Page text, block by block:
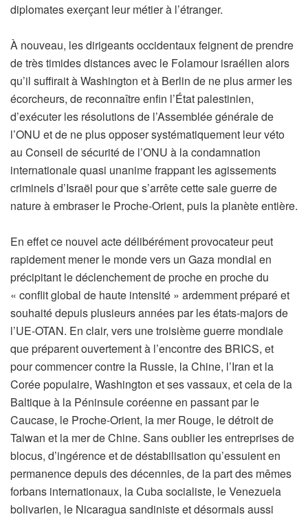
diplomates exerçant leur métier à l’étranger.
À nouveau, les dirigeants occidentaux feignent de prendre
de très timides distances avec le Folamour israélien alors
qu’il suffirait à Washington et à Berlin de ne plus armer les
écorcheurs, de reconnaître enfin l’État palestinien,
d’exécuter les résolutions de l’Assemblée générale de
l’ONU et de ne plus opposer systématiquement leur véto
au Conseil de sécurité de l’ONU à la condamnation
internationale quasi unanime frappant les agissements
criminels d’Israël pour que s’arrête cette sale guerre de
nature à embraser le Proche-Orient, puis la planète entière.
En effet ce nouvel acte délibérément provocateur peut
rapidement mener le monde vers un Gaza mondial en
précipitant le déclenchement de proche en proche du
« conflit global de haute intensité » ardemment préparé et
souhaité depuis plusieurs années par les états-majors de
l’UE-OTAN. En clair, vers une troisième guerre mondiale
que préparent ouvertement à l’encontre des BRICS, et
pour commencer contre la Russie, la Chine, l’Iran et la
Corée populaire, Washington et ses vassaux, et cela de la
Baltique à la Péninsule coréenne en passant par le
Caucase, le Proche-Orient, la mer Rouge, le détroit de
Taiwan et la mer de Chine. Sans oublier les entreprises de
blocus, d’ingérence et de déstabilisation qu’essuient en
permanence depuis des décennies, de la part des mêmes
forbans internationaux, la Cuba socialiste, le Venezuela
bolivarien, le Nicaragua sandiniste et désormais aussi